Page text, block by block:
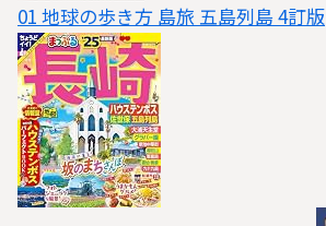
01 地球の歩き方 島旅 五島列島 4訂版